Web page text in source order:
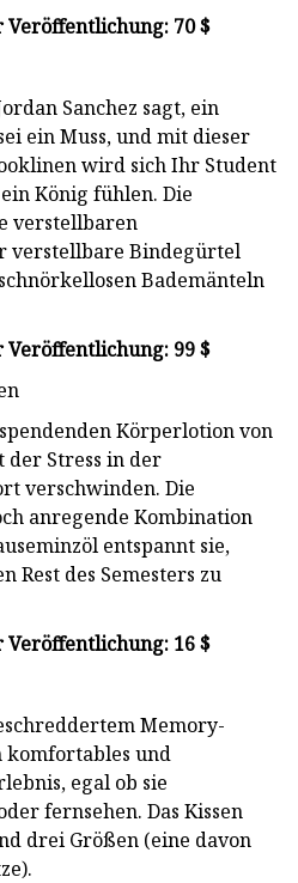
70 $
Sanchez sagt, ein
ein Muss, und mit dieser
wird sich Ihr Student
König fühlen. Die
verstellbaren
verstellbare Bindegürtel
Bademänteln
99 $
Körperlotion von
der Stress in der
verschwinden. Die
anregende Kombination
entspannt sie,
Rest des Semesters zu
16 $
Memory-
komfortables und
egal ob sie
fernsehen. Das Kissen
drei Größen (eine davon